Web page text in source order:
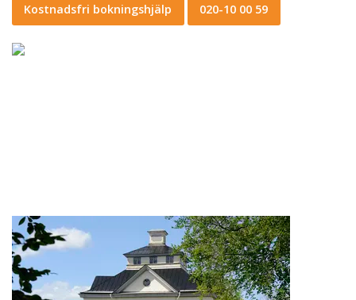
Kostnadsfri bokningshjälp 020-10 00 59